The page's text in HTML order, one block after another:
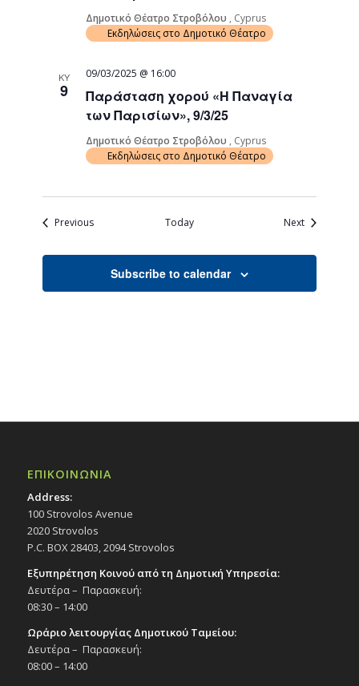
Δημοτικό Θέατρο Στροβόλου , Cyprus
Εκδηλώσεις στο Δημοτικό Θέατρο
ΚΥ
9
Παράσταση χορού «Η Παναγία
των Παρισίων», 9/3/25
09/03/2025 @ 16:00
Δημοτικό Θέατρο Στροβόλου , Cyprus
Εκδηλώσεις στο Δημοτικό Θέατρο
PreviousEvents Today NextEvents
Subscribe to calendar
ΕΠΙΚΟΙΝΩΝΙΑ
Address:
100 Strovolos Avenue
2020 Strovolos
P.C. BOX 28403, 2094 Strovolos
Εξυπηρέτηση Κοινού από τη Δημοτική Υπηρεσία:
Δευτέρα – Παρασκευή:
08:30 – 14:00
Ωράριο λειτουργίας Δημοτικού Ταμείου:
Δευτέρα – Παρασκευή:
08:00 – 14:00